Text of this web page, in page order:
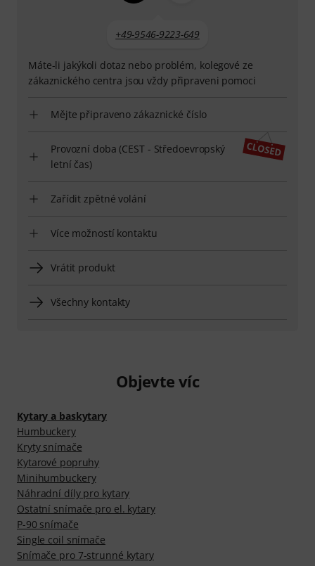
+49-9546-9223-649
Máte-li jakýkoli dotaz nebo problém, kolegové ze
zákaznického centra jsou vždy připraveni pomoci
Mějte připraveno zákaznické číslo
Provozní doba (CEST - Středoevropský
letní čas)
Zařídit zpětné volání
Více možností kontaktu
Vrátit produkt
Všechny kontakty
Objevte víc
Kytary a baskytary
Humbuckery
Kryty snímače
Kytarové popruhy
Minihumbuckery
Náhradní díly pro kytary
Ostatní snímače pro el. kytary
P-90 snímače
Single coil snímače
Snímače pro 7-strunné kytary